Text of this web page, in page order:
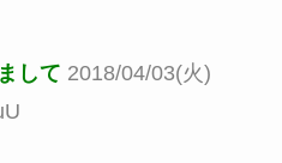
して 2018/04/03(火)